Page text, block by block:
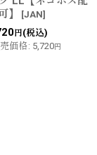
】
[JAN]
円(税込)
価格: 5,720円